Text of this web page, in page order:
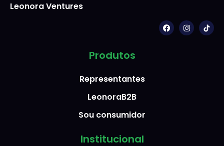
Leonora Ventures
Produtos
Representantes
LeonoraB2B
Sou consumidor
Institucional